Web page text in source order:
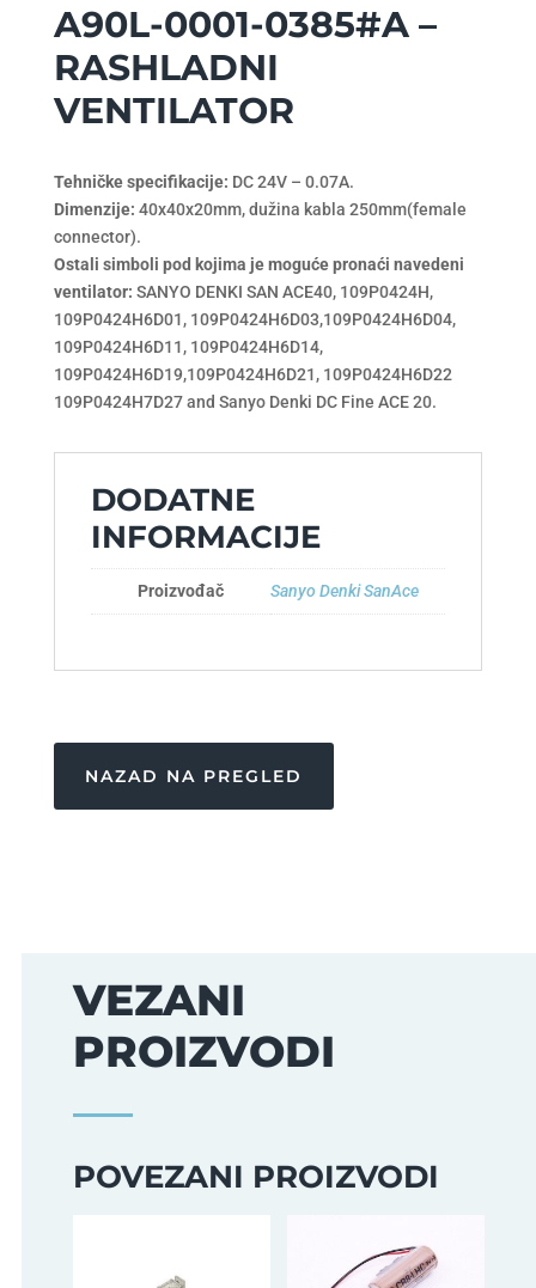
A90L-0001-0385#A –
RASHLADNI
VENTILATOR
Tehničke specifikacije: DC 24V – 0.07A.
Dimenzije: 40x40x20mm, dužina kabla 250mm(female
connector).
Ostali simboli pod kojima je moguće pronaći navedeni
ventilator: SANYO DENKI SAN ACE40, 109P0424H,
109P0424H6D01, 109P0424H6D03,109P0424H6D04,
109P0424H6D11, 109P0424H6D14,
109P0424H6D19,109P0424H6D21, 109P0424H6D22
109P0424H7D27 and Sanyo Denki DC Fine ACE 20.
DODATNE
INFORMACIJE
Proizvođač Sanyo Denki SanAce
NAZAD NA PREGLED
VEZANI
PROIZVODI
POVEZANI PROIZVODI